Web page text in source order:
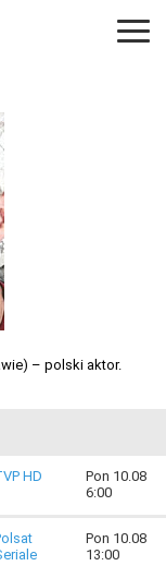
– polski aktor.
HD
Pon 10.08
6:00
Pon 10.08
13:00